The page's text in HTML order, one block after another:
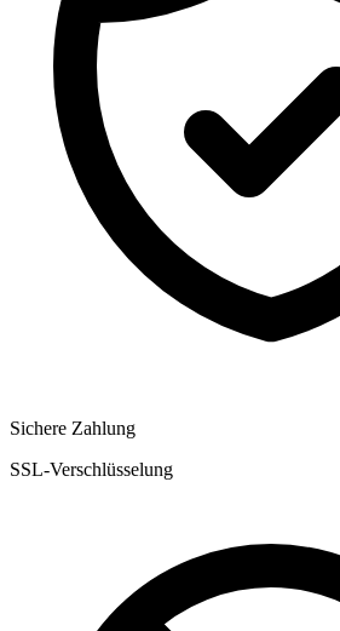
Sichere Zahlung
SSL-Verschlüsselung